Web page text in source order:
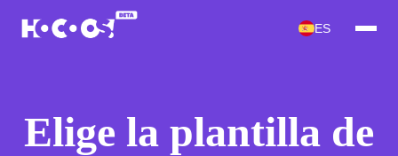
ES
Elige la plantilla de